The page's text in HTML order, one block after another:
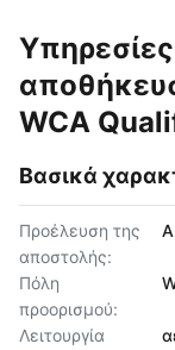
WCA
Βασικά
Προέλευση της
αποστολής:
Πόλη
προορισμού:
Λειτουργία